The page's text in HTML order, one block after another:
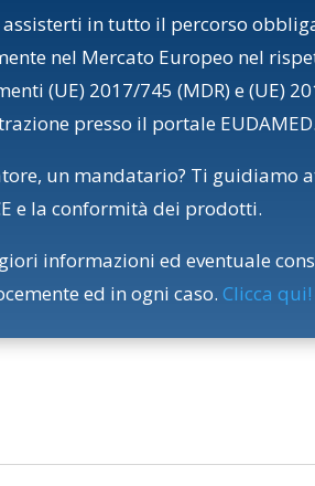
assisterti in tutto il percorso
nel Mercato Europeo nel
(UE) 2017/745 (MDR) e (UE)
presso il portale EUDAMED.
un mandatario? Ti guidiamo
e la conformità dei prodotti.
informazioni ed eventuale
ed in ogni caso.Clicca qui!